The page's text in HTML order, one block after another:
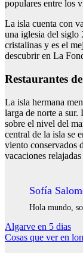
populares entre los
La isla cuenta con
una iglesia del siglo
cristalinas y es el
descubrir en La
Restaurantes
La isla hermana
larga de norte a sur.
sobre el nivel del
central de la isla se
viento conservados
vacaciones
Sofía
Hola mundo,
Navegación
de
Algarve en 5 dias
Cosas que ver en